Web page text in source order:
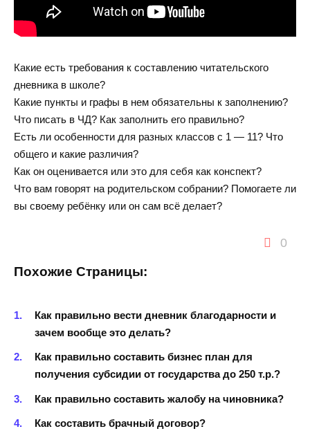
Какие есть требования к составлению читательского
дневника в школе?
Какие пункты и графы в нем обязательны к заполнению?
Что писать в ЧД? Как заполнить его правильно?
Есть ли особенности для разных классов с 1 — 11? Что
общего и какие различия?
Как он оценивается или это для себя как конспект?
Что вам говорят на родительском собрании? Помогаете ли
вы своему ребёнку или он сам всё делает?
0
Похожие Страницы:
Как правильно вести дневник благодарности и
зачем вообще это делать?
Как правильно составить бизнес план для
получения субсидии от государства до 250 т.р.?
Как правильно составить жалобу на чиновника?
Как составить брачный договор?